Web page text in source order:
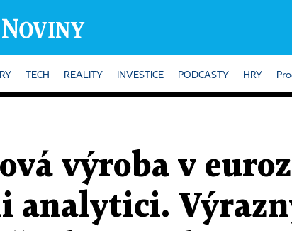
TECH REALITY INVESTICE PODCASTY HRY
výroba v
analytici.